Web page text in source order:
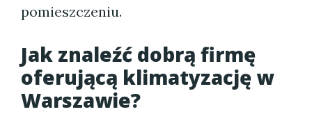
pomieszczeniu.
Jak znaleźć dobrą firmę
oferującą klimatyzację w
Warszawie?